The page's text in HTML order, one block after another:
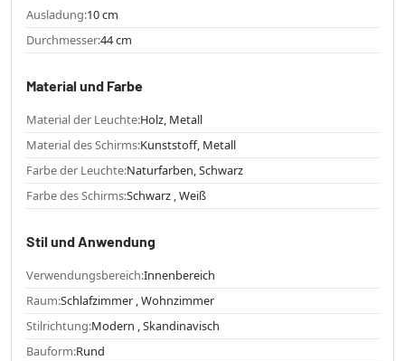
Ausladung:10 cm
Durchmesser:44 cm
Material und Farbe
Material der Leuchte:Holz, Metall
Material des Schirms:Kunststoff, Metall
Farbe der Leuchte:Naturfarben, Schwarz
Farbe des Schirms:Schwarz , Weiß
Stil und Anwendung
Verwendungsbereich:Innenbereich
Raum:Schlafzimmer , Wohnzimmer
Stilrichtung:Modern , Skandinavisch
Bauform:Rund